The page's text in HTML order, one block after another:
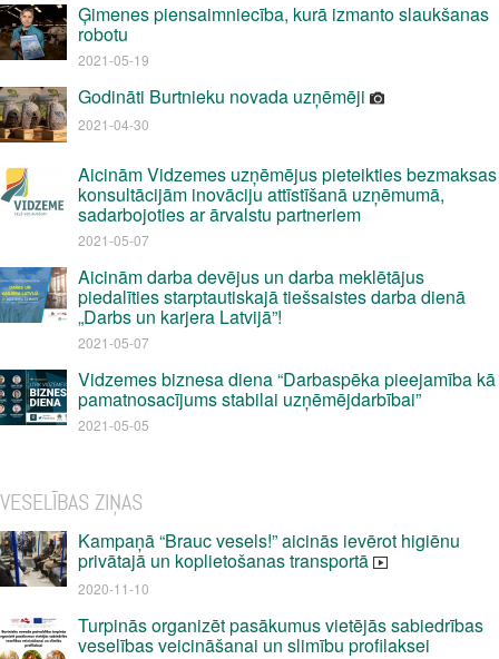
Ģimenes piensaimniecība, kurā izmanto slaukšanas
robotu
2021-05-19
Godināti Burtnieku novada uzņēmēji
2021-04-30
Aicinām Vidzemes uzņēmējus pieteikties bezmaksas
konsultācijām inovāciju attīstīšanā uzņēmumā,
sadarbojoties ar ārvalstu partneriem
2021-05-07
Aicinām darba devējus un darba meklētājus
piedalīties starptautiskajā tiešsaistes darba dienā
„Darbs un karjera Latvijā”!
2021-05-07
Vidzemes biznesa diena “Darbaspēka pieejamība kā
pamatnosacījums stabilai uzņēmējdarbībai”
2021-05-05
VESELĪBAS ZIŅAS
Kampaņā “Brauc vesels!” aicinās ievērot higiēnu
privātajā un koplietošanas transportā
2020-11-10
Turpinās organizēt pasākumus vietējās sabiedrības
veselības veicināšanai un slimību profilaksei